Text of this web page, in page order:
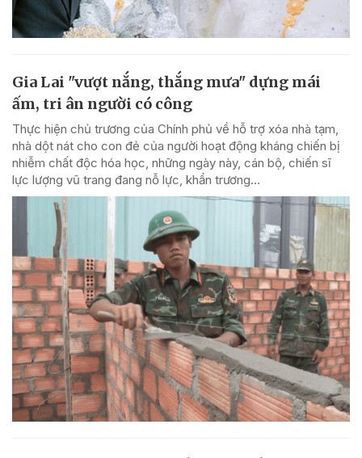
Gia Lai "vượt nắng, thắng mưa" dựng mái
ấm, tri ân người có công
Thực hiện chủ trương của Chính phủ về hỗ trợ xóa nhà tạm,
nhà dột nát cho con đẻ của người hoạt động kháng chiến bị
nhiễm chất độc hóa học, những ngày này, cán bộ, chiến sĩ
lực lượng vũ trang đang nỗ lực, khẩn trương...